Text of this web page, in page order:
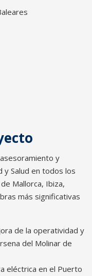
y
y Salud en todos los
Mallorca, Ibiza,
más significativas
de la operatividad y
del Molinar de
eléctrica en el Puerto